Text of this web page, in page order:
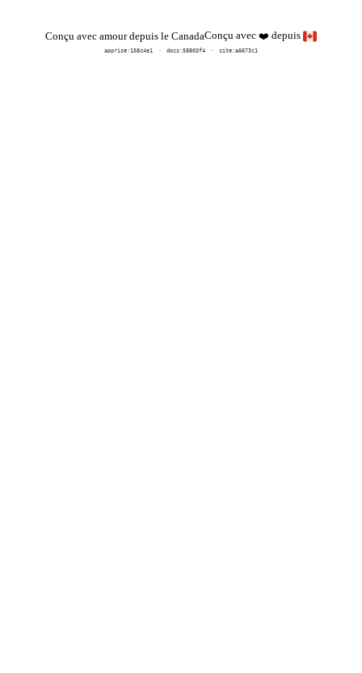
Conçu avec amour depuis le CanadaConçu avec ❤️ depuis
apprise:158c4e1 docs:58803f4 site:a6673c1